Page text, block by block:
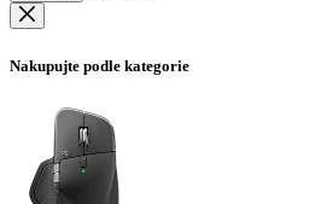
Nakupujte podle kategorie